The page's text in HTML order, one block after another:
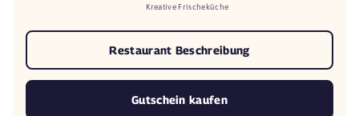
Kreative Frischeküche
Restaurant Beschreibung
Gutschein kaufen